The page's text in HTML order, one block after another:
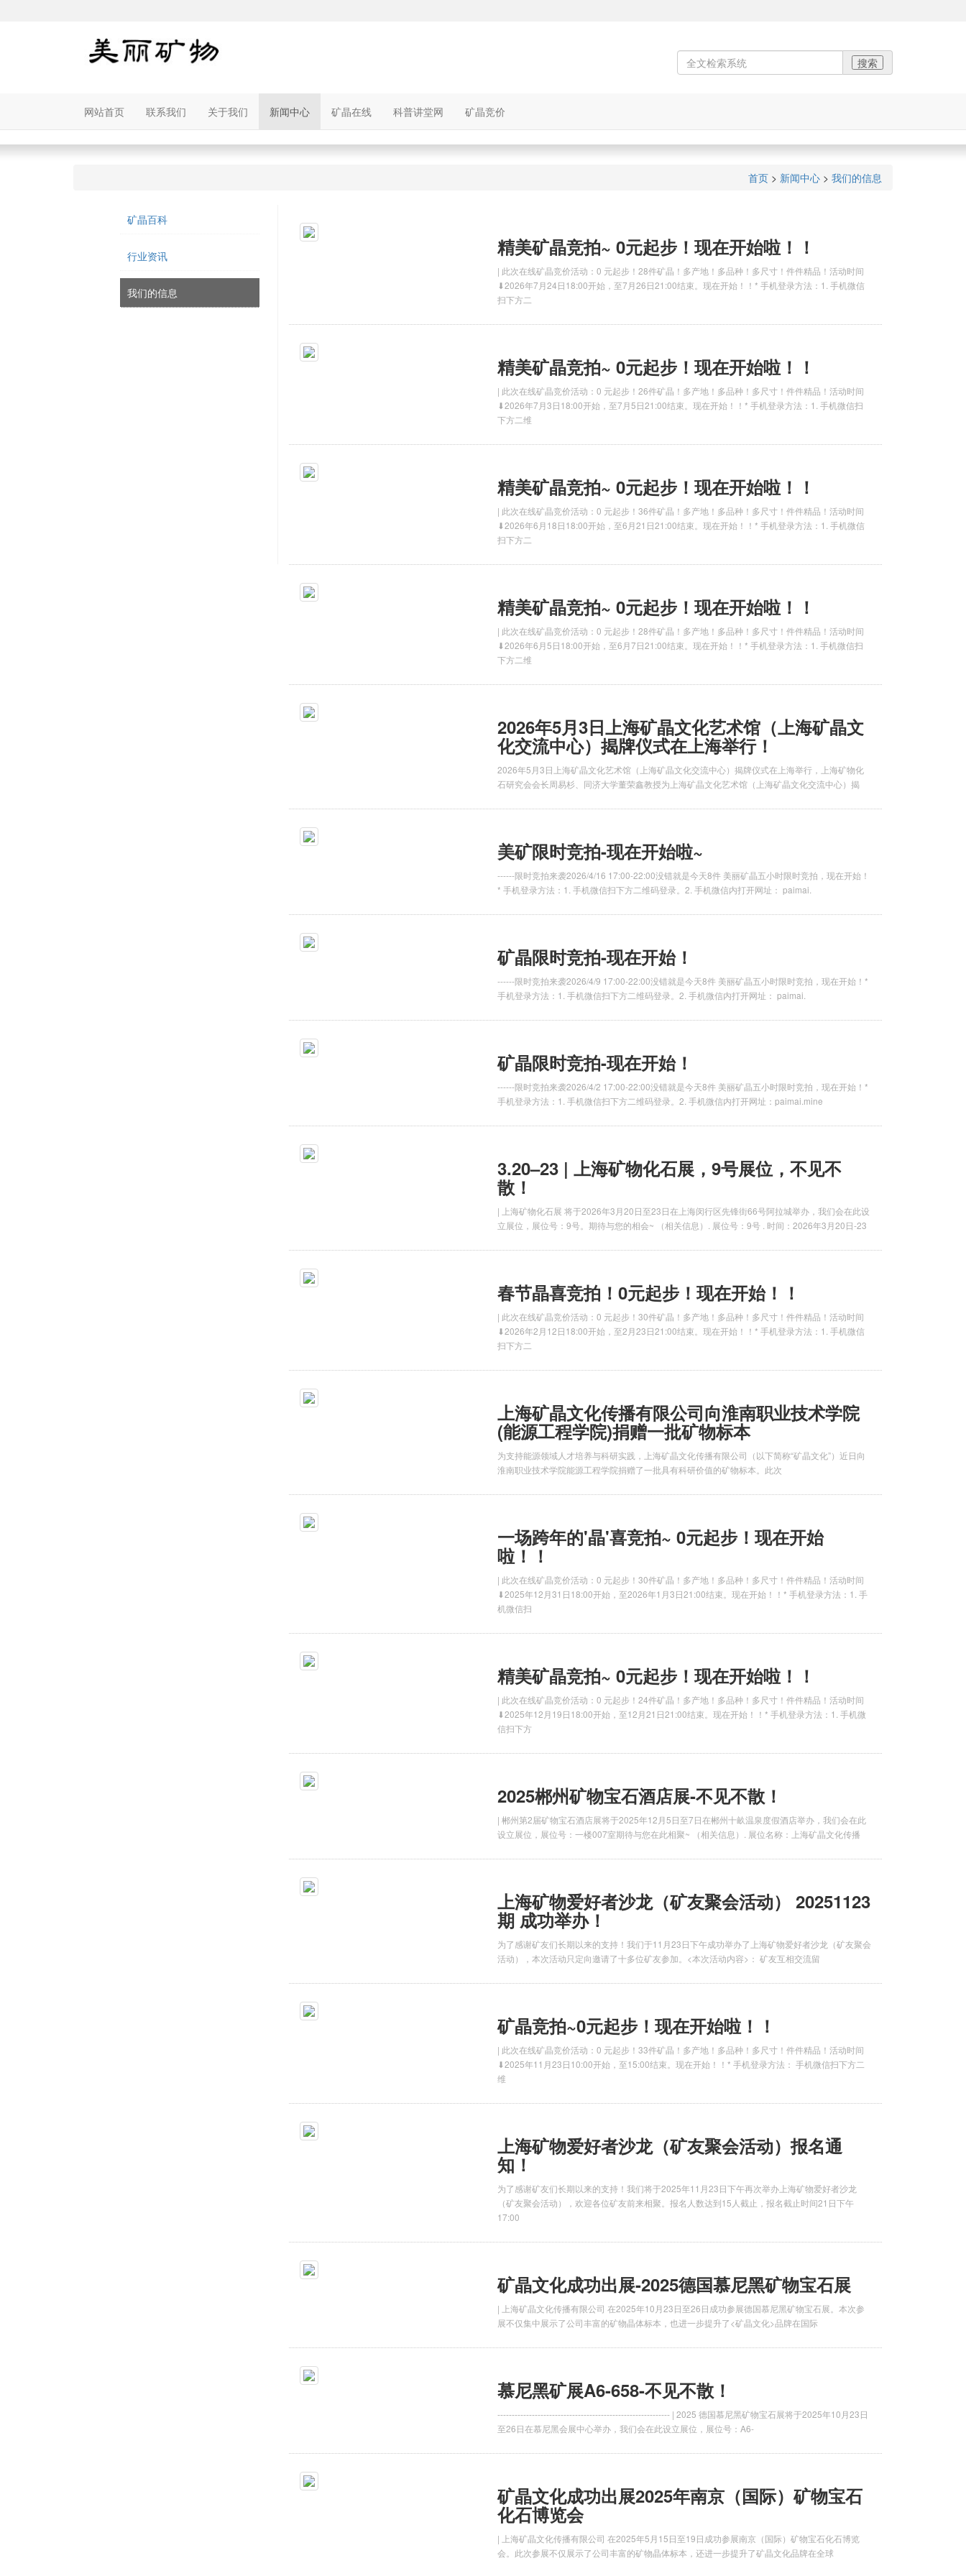
网站首页 联系我们 关于我们 新闻中心 矿晶在线 科普讲堂网 矿晶竞价
首页 > 新闻中心 > 我们的信息
矿晶百科
行业资讯
我们的信息
精美矿晶竞拍~ 0元起步！现在开始啦！！
| 此次在线矿晶竞价活动：0 元起步！28件矿晶！多产地！多品种！多尺寸！件件精品！活动时间
⬇2026年7月24日18:00开始，至7月26日21:00结束。现在开始！！* 手机登录方法：1. 手机微信
扫下方二
精美矿晶竞拍~ 0元起步！现在开始啦！！
| 此次在线矿晶竞价活动：0 元起步！26件矿晶！多产地！多品种！多尺寸！件件精品！活动时间
⬇2026年7月3日18:00开始，至7月5日21:00结束。现在开始！！* 手机登录方法：1. 手机微信扫
下方二维
精美矿晶竞拍~ 0元起步！现在开始啦！！
| 此次在线矿晶竞价活动：0 元起步！36件矿晶！多产地！多品种！多尺寸！件件精品！活动时间
⬇2026年6月18日18:00开始，至6月21日21:00结束。现在开始！！* 手机登录方法：1. 手机微信
扫下方二
精美矿晶竞拍~ 0元起步！现在开始啦！！
| 此次在线矿晶竞价活动：0 元起步！28件矿晶！多产地！多品种！多尺寸！件件精品！活动时间
⬇2026年6月5日18:00开始，至6月7日21:00结束。现在开始！！* 手机登录方法：1. 手机微信扫
下方二维
2026年5月3日上海矿晶文化艺术馆（上海矿晶文
化交流中心）揭牌仪式在上海举行！
2026年5月3日上海矿晶文化艺术馆（上海矿晶文化交流中心）揭牌仪式在上海举行，上海矿物化
石研究会会长周易杉、同济大学董荣鑫教授为上海矿晶文化艺术馆（上海矿晶文化交流中心）揭
美矿限时竞拍-现在开始啦~
------限时竞拍来袭2026/4/16 17:00-22:00没错就是今天8件 美丽矿晶五小时限时竞拍，现在开始！
* 手机登录方法：1. 手机微信扫下方二维码登录。2. 手机微信内打开网址： paimai.
矿晶限时竞拍-现在开始！
------限时竞拍来袭2026/4/9 17:00-22:00没错就是今天8件 美丽矿晶五小时限时竞拍，现在开始！*
手机登录方法：1. 手机微信扫下方二维码登录。2. 手机微信内打开网址： paimai.
矿晶限时竞拍-现在开始！
------限时竞拍来袭2026/4/2 17:00-22:00没错就是今天8件 美丽矿晶五小时限时竞拍，现在开始！*
手机登录方法：1. 手机微信扫下方二维码登录。2. 手机微信内打开网址：paimai.mine
3.20–23 | 上海矿物化石展，9号展位，不见不
散！
| 上海矿物化石展 将于2026年3月20日至23日在上海闵行区先锋街66号阿拉城举办，我们会在此设
立展位，展位号：9号。期待与您的相会~ （相关信息）. 展位号：9号 . 时间：2026年3月20日-23
春节晶喜竞拍！0元起步！现在开始！！
| 此次在线矿晶竞价活动：0 元起步！30件矿晶！多产地！多品种！多尺寸！件件精品！活动时间
⬇2026年2月12日18:00开始，至2月23日21:00结束。现在开始！！* 手机登录方法：1. 手机微信
扫下方二
上海矿晶文化传播有限公司向淮南职业技术学院
(能源工程学院)捐赠一批矿物标本
为支持能源领域人才培养与科研实践，上海矿晶文化传播有限公司（以下简称“矿晶文化”）近日向
淮南职业技术学院能源工程学院捐赠了一批具有科研价值的矿物标本。此次
一场跨年的'晶'喜竞拍~ 0元起步！现在开始
啦！！
| 此次在线矿晶竞价活动：0 元起步！30件矿晶！多产地！多品种！多尺寸！件件精品！活动时间
⬇2025年12月31日18:00开始，至2026年1月3日21:00结束。现在开始！！* 手机登录方法：1. 手
机微信扫
精美矿晶竞拍~ 0元起步！现在开始啦！！
| 此次在线矿晶竞价活动：0 元起步！24件矿晶！多产地！多品种！多尺寸！件件精品！活动时间
⬇2025年12月19日18:00开始，至12月21日21:00结束。现在开始！！* 手机登录方法：1. 手机微
信扫下方
2025郴州矿物宝石酒店展-不见不散！
| 郴州第2届矿物宝石酒店展将于2025年12月5日至7日在郴州十畝温泉度假酒店举办，我们会在此
设立展位，展位号：一楼007室期待与您在此相聚~ （相关信息）. 展位名称：上海矿晶文化传播
上海矿物爱好者沙龙（矿友聚会活动） 20251123
期 成功举办！
为了感谢矿友们长期以来的支持！我们于11月23日下午成功举办了上海矿物爱好者沙龙（矿友聚会
活动），本次活动只定向邀请了十多位矿友参加。<本次活动内容>： 矿友互相交流留
矿晶竞拍~0元起步！现在开始啦！！
| 此次在线矿晶竞价活动：0 元起步！33件矿晶！多产地！多品种！多尺寸！件件精品！活动时间
⬇2025年11月23日10:00开始，至15:00结束。现在开始！！* 手机登录方法： 手机微信扫下方二
维
上海矿物爱好者沙龙（矿友聚会活动）报名通
知！
为了感谢矿友们长期以来的支持！我们将于2025年11月23日下午再次举办上海矿物爱好者沙龙
（矿友聚会活动），欢迎各位矿友前来相聚。报名人数达到15人截止，报名截止时间21日下午
17:00
矿晶文化成功出展-2025德国慕尼黑矿物宝石展
| 上海矿晶文化传播有限公司 在2025年10月23日至26日成功参展德国慕尼黑矿物宝石展。本次参
展不仅集中展示了公司丰富的矿物晶体标本，也进一步提升了<矿晶文化>品牌在国际
慕尼黑矿展A6-658-不见不散！
------------------------------------------------------------ | 2025 德国慕尼黑矿物宝石展将于2025年10月23日
至26日在慕尼黑会展中心举办，我们会在此设立展位，展位号：A6-
矿晶文化成功出展2025年南京（国际）矿物宝石
化石博览会
| 上海矿晶文化传播有限公司 在2025年5月15日至19日成功参展南京（国际）矿物宝石化石博览
会。此次参展不仅展示了公司丰富的矿物晶体标本，还进一步提升了矿晶文化品牌在全球